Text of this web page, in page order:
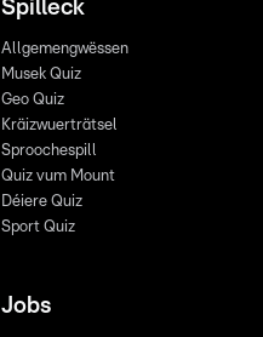
Spilleck
Allgemengwëssen
Musek Quiz
Geo Quiz
Kräizwuerträtsel
Sproochespill
Quiz vum Mount
Déiere Quiz
Sport Quiz
Jobs